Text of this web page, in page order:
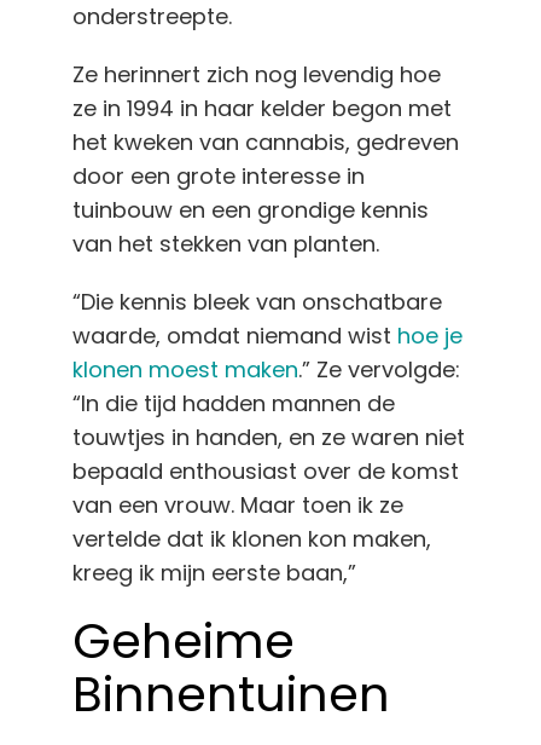
onderstreepte.
Ze herinnert zich nog levendig hoe
ze in 1994 in haar kelder begon met
het kweken van cannabis, gedreven
door een grote interesse in
tuinbouw en een grondige kennis
van het stekken van planten.
“Die kennis bleek van onschatbare
waarde, omdat niemand wist hoe je
klonen moest maken.” Ze vervolgde:
“In die tijd hadden mannen de
touwtjes in handen, en ze waren niet
bepaald enthousiast over de komst
van een vrouw. Maar toen ik ze
vertelde dat ik klonen kon maken,
kreeg ik mijn eerste baan,”
Geheime
Binnentuinen